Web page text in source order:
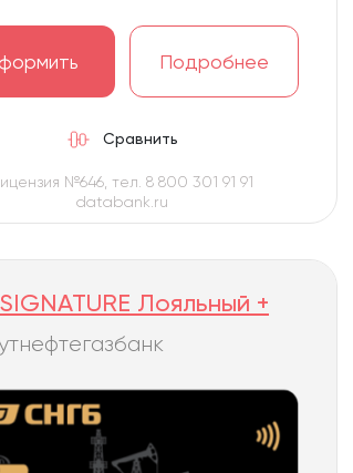
Подробнее
Сравнить
№646, тел. 8 800 301 91 91
databank.ru
Лояльный +